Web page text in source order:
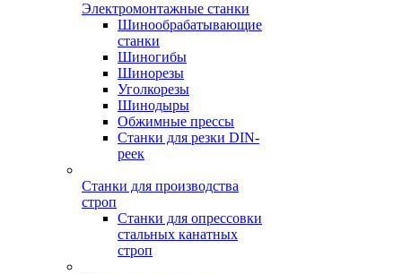
Электромонтажные станки
Шинообрабатывающие
станки
Шиногибы
Шинорезы
Уголкорезы
Шинодыры
Обжимные прессы
Станки для резки DIN-
реек
Станки для производства
строп
Станки для опрессовки
стальных канатных
строп